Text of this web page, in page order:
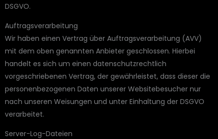
DSGVO.
Auftragsverarbeitung
Wir haben einen Vertrag über Auftragsverarbeitung (AVV)
mit dem oben genannten Anbieter geschlossen. Hierbei
handelt es sich um einen datenschutzrechtlich
vorgeschriebenen Vertrag, der gewährleistet, dass dieser die
personenbezogenen Daten unserer Websitebesucher nur
nach unseren Weisungen und unter Einhaltung der DSGVO
verarbeitet.
Server-Log-Dateien